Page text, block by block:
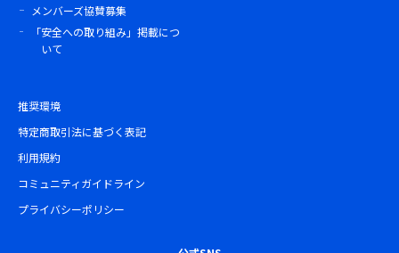
メンバーズ協賛募集
「安全への取り組み」掲載につ
いて
推奨環境
特定商取引法に基づく表記
利用規約
コミュニティガイドライン
プライバシーポリシー